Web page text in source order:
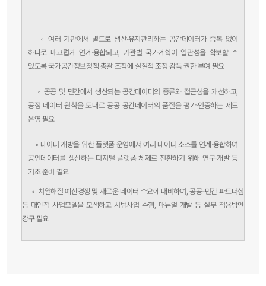
◦ 여러 기관에서 별도로 생산·유지관리하는 공간데이터가 중복 없이
하나로 매끄럽게 연계·융합되고, 기관별 국가계획이 일관성을 확보할 수
있도록 국가공간정보정책 총괄 조직에 실질적 조정·감독 권한 부여 필요
◦ 공공 및 민간에서 생산되는 공간데이터의 종류와 접근성을 개선하고,
공정 데이터 원칙을 토대로 공공 공간데이터의 품질을 평가·인증하는 제도
운영 필요
◦ 데이터 개방을 위한 플랫폼 운영에서 여러 데이터 소스를 연계·융합하여
공인데이터를 생산하는 디지털 플랫폼 체제로 전환하기 위해 연구·개발 등
기초 준비 필요
◦ 치열해질 예산경쟁 및 새로운 데이터 수요에 대비하여, 공공-민간 파트너십
등 대안적 사업모델을 모색하고 시범사업 수행, 매뉴얼 개발 등 실무 적용방안
강구 필요